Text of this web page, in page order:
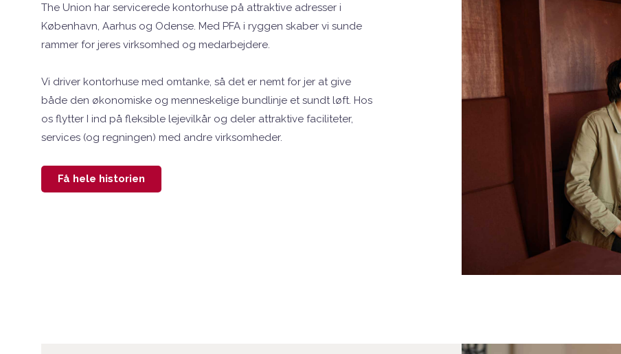
The Union har servicerede kontorhuse på attraktive adresser i
København, Aarhus og Odense. Med PFA i ryggen skaber vi sunde
rammer for jeres virksomhed og medarbejdere.
Vi driver kontorhuse med omtanke, så det er nemt for jer at give
både den økonomiske og menneskelige bundlinje et sundt løft. Hos
os flytter I ind på fleksible lejevilkår og deler attraktive faciliteter,
services (og regningen) med andre virksomheder.
Få hele historien